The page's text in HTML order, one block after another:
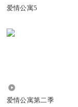
爱情公寓5
爱情公寓第二季